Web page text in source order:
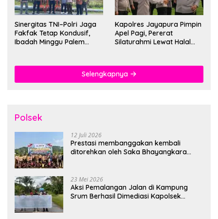
Sinergitas TNI–Polri Jaga
Fakfak Tetap Kondusif,
Ibadah Minggu Palem
Kapolres Jayapura Pimpin
Apel Pagi, Pererat
Silaturahmi Lewat Halal
Selengkapnya
Polsek
12 Juli 2026
Prestasi membanggakan kembali
ditorehkan oleh Saka Bhayangkara
23 Mei 2026
Aksi Pemalangan Jalan di Kampung
Srum Berhasil Dimediasi Kapolsek